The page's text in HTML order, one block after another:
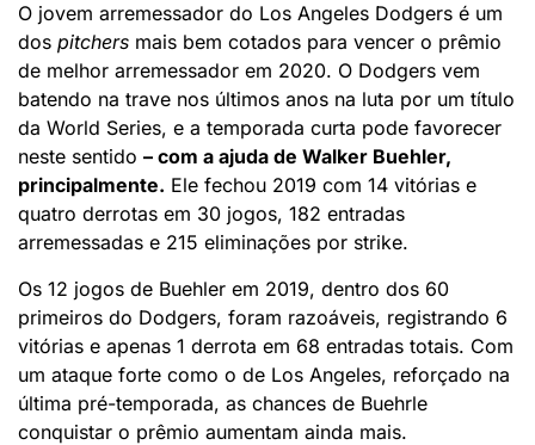
O jovem arremessador do Los Angeles Dodgers é um
dos pitchers mais bem cotados para vencer o prêmio
de melhor arremessador em 2020. O Dodgers vem
batendo na trave nos últimos anos na luta por um título
da World Series, e a temporada curta pode favorecer
neste sentido – com a ajuda de Walker Buehler,
principalmente. Ele fechou 2019 com 14 vitórias e
quatro derrotas em 30 jogos, 182 entradas
arremessadas e 215 eliminações por strike.
Os 12 jogos de Buehler em 2019, dentro dos 60
primeiros do Dodgers, foram razoáveis, registrando 6
vitórias e apenas 1 derrota em 68 entradas totais. Com
um ataque forte como o de Los Angeles, reforçado na
última pré-temporada, as chances de Buehrle
conquistar o prêmio aumentam ainda mais.